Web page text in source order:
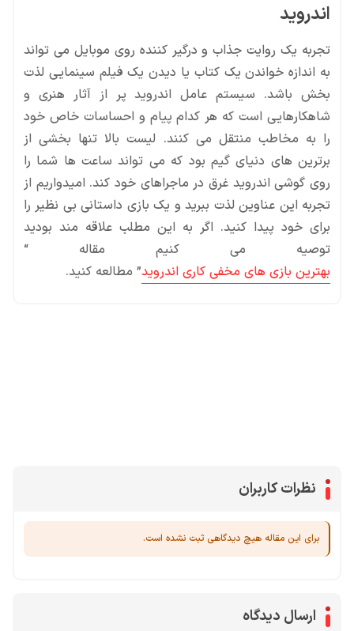
اندروید
تجربه یک روایت جذاب و درگیر کننده روی موبایل می تواند
به اندازه خواندن یک کتاب یا دیدن یک فیلم سینمایی لذت
بخش باشد. سیستم عامل اندروید پر از آثار هنری و
شاهکارهایی است که هر کدام پیام و احساسات خاص خود
را به مخاطب منتقل می کنند. لیست بالا تنها بخشی از
برترین های دنیای گیم بود که می تواند ساعت ها شما را
روی گوشی اندروید غرق در ماجراهای خود کند. امیدواریم از
تجربه این عناوین لذت ببرید و یک بازی داستانی بی نظیر را
برای خود پیدا کنید. اگر به این مطلب علاقه مند بودید
توصیه می کنیم مقاله “
بهترین بازی های مخفی کاری اندروید” مطالعه کنید.
نظرات کاربران
برای این مقاله هیچ دیدگاهی ثبت نشده است.
ارسال دیدگاه